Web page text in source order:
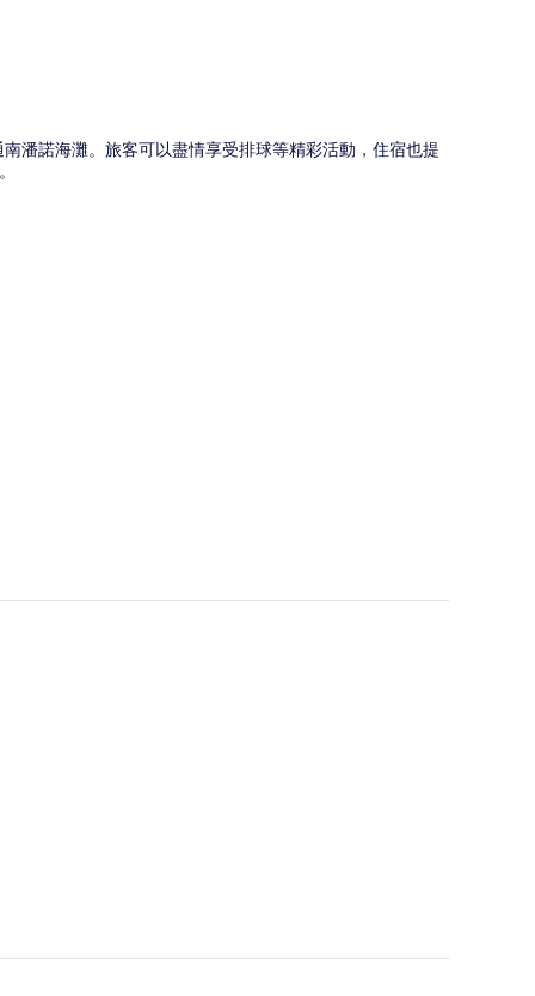
潘諾海灘。旅客可以盡情享受排球等精彩活動，住宿也提